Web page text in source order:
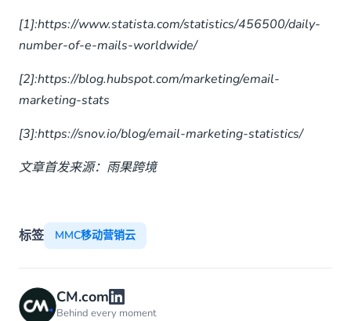
[1]:https://www.statista.com/statistics/456500/daily-
number-of-e-mails-worldwide/
[2]:https://blog.hubspot.com/marketing/email-
marketing-stats
[3]:https://snov.io/blog/email-marketing-statistics/
文章首发来源：雨果跨境
标签 MMC移动营销云
CM.com
Behind every moment